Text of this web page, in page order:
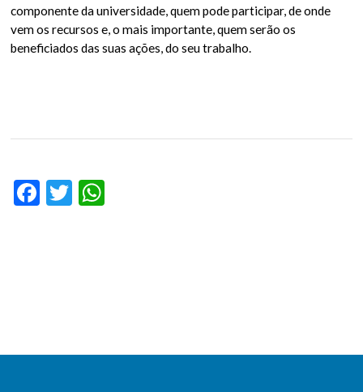
componente da universidade, quem pode participar, de onde
vem os recursos e, o mais importante, quem serão os
beneficiados das suas ações, do seu trabalho.
Facebook
Twitter